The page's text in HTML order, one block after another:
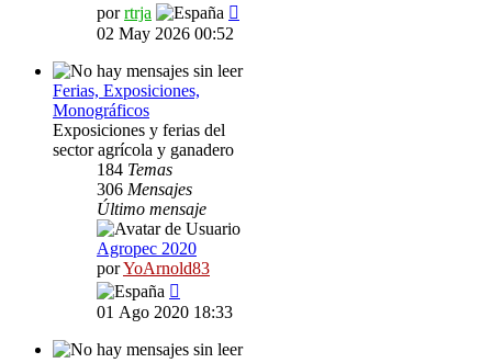
porrtrja
02 May 2026 00:52
Ferias, Exposiciones,
Monográficos
Exposiciones y ferias del
sector agrícola y ganadero
184 Temas
306 Mensajes
Último mensaje
Agropec 2020
porYoArnold83
último
01 Ago 2020 18:33